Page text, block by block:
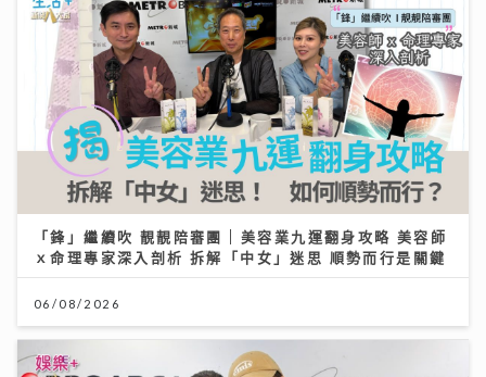
「鋒」繼續吹 靚靚陪審團 | 美容業九運翻身攻略 美容師
ｘ命理專家深入剖析 拆解「中女」迷思 順勢而行是關鍵
06/08/2026